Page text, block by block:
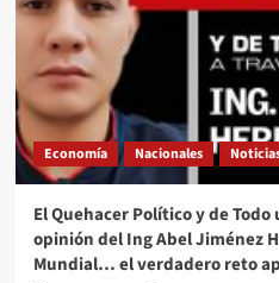
Economía Nacionales
El Quehacer Político y de Todo
opinión del Ing Abel Jiménez
Mundial… el verdadero reto